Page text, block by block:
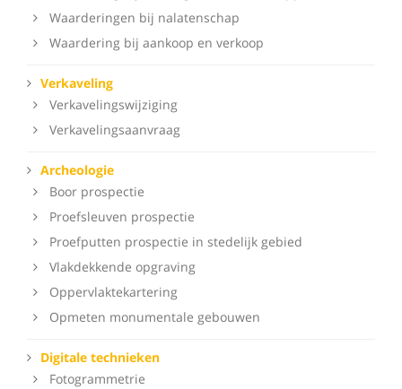
Waarderingen bij nalatenschap
Waardering bij aankoop en verkoop
Verkaveling
Verkavelingswijziging
Verkavelingsaanvraag
Archeologie
Boor prospectie
Proefsleuven prospectie
Proefputten prospectie in stedelijk gebied
Vlakdekkende opgraving
Oppervlaktekartering
Opmeten monumentale gebouwen
Digitale technieken
Fotogrammetrie